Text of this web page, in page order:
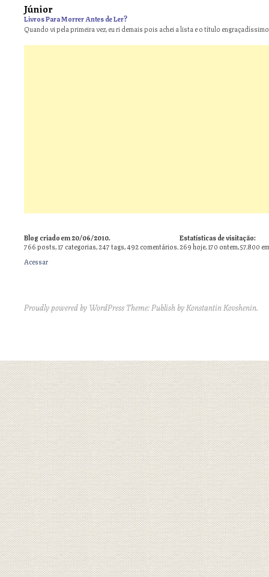
Júnior
Livros Para Morrer Antes de Ler?
Quando vi pela primeira vez, eu ri demais pois achei a lista e o título
Blog criado em 20/06/2010.
766posts,17 categorias,247tags,492comentários.
Estatísticas de visitação:
269 hoje, 170 ontem, 57.800
Acessar
Proudly powered by WordPress Theme: Publish byKonstantin Kovshenin.